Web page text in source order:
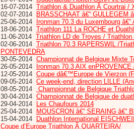
16-07-2014 Triathlon & Duathlon Ã Courtrai /
02-07-2014 BRASSCHAAT â€“ GULLEGEM
25-06-2014 Ironman 70.3 du Luxembourg
18-06-2014 Triathlon 111 La ROCHE et
11-06-2014 Triathlon LD de Troyes /
02-06-2014 Triathlon 70.3 RAPERSWIL /
PONTEVEDRA
30-05-2014 Championnat de Belgique Mixte
26-05-2014 Ironman 70.3 AIX
12-05-2014 Coupe dâ€™Europe de Vierzon
09-05-2014 Ce week-end, direction LILLE
08-05-2014
Championnat de Belgique
30-04-2014 Championnat de Belgique de
29-04-2014 Les Chaufours 2014
25-04-2014 MOUSCRON â€“ SERAING â€“
15-04-2014 Duathlon International
Coupe d’Europe Triathlon Ã QUARTEIRA/